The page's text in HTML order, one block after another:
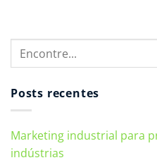
Posts recentes
Marketing industrial para
indústrias